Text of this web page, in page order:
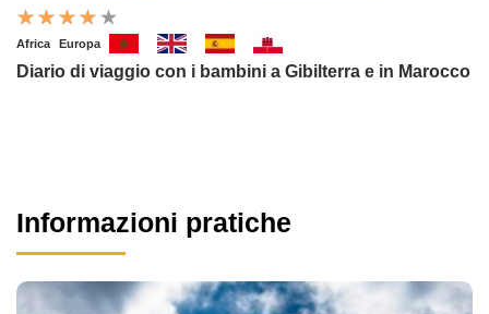
Africa Europa
Diario di viaggio con i bambini a Gibilterra e in Marocco
Informazioni pratiche